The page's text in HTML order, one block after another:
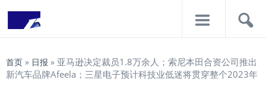
首页 » 日报 » 亚马逊决定裁员1.8万余人；索尼本田合资公司推出
新汽车品牌Afeela；三星电子预计科技业低迷将贯穿整个2023年